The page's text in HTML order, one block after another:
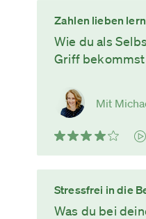
Zahlen lieben
Wie du als
Griff bekommst
Mit
Stressfrei in die
Was du bei